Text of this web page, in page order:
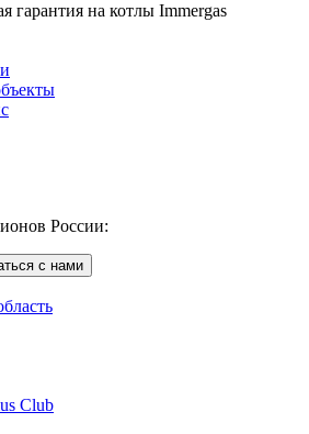
гарантия на котлы Immergas
России:
с нами
Club